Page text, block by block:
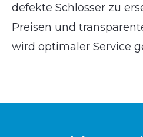
defekte Schlösser zu
Preisen und
wird optimaler Service